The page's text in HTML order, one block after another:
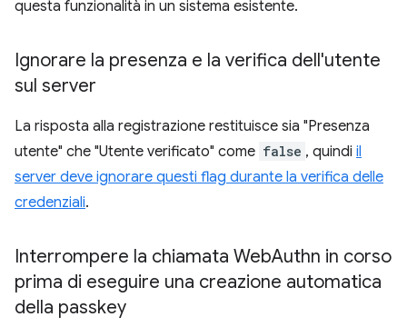
questa funzionalità in un sistema esistente.
Ignorare la presenza e la verifica dell'utente
sul server
La risposta alla registrazione restituisce sia "Presenza
utente" che "Utente verificato" come false , quindi il
server deve ignorare questi flag durante la verifica delle
credenziali.
Interrompere la chiamata WebAuthn in corso
prima di eseguire una creazione automatica
della passkey